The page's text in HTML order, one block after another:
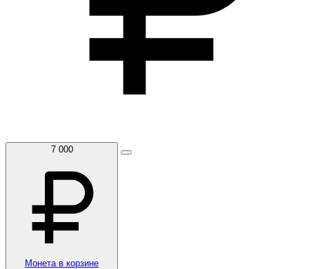
7 000
Монета в корзине